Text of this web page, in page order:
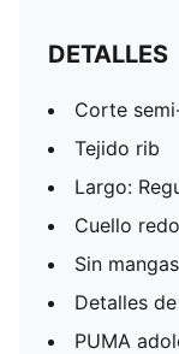
DETALLES
Corte
Tejido rib
Largo:
Cuello
Sin mangas
Detalles
PUMA